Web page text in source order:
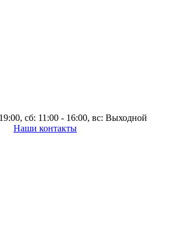
сб: 11:00 - 16:00, вс: Выходной
Наши контакты